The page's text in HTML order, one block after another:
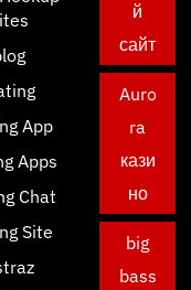
App
Apps
Chat
Site
й
сайт
Auro
ra
кази
но
big
bass